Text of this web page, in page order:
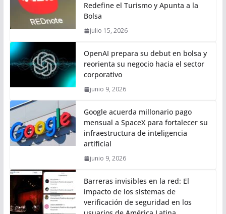
Redefine el Turismo y Apunta a la
Bolsa
julio 15, 2026
OpenAI prepara su debut en bolsa y
reorienta su negocio hacia el sector
corporativo
junio 9, 2026
Google acuerda millonario pago
mensual a SpaceX para fortalecer su
infraestructura de inteligencia
artificial
junio 9, 2026
Barreras invisibles en la red: El
impacto de los sistemas de
verificación de seguridad en los